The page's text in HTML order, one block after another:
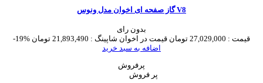
گاز صفحه ای اخوان مدل ونوس V8
بدون رای
-19%
قیمت : 27,029,000 تومان قیمت در اخوان شاپینگ : 21,893,490 تومان
اضافه به سبد خرید
پرفروش